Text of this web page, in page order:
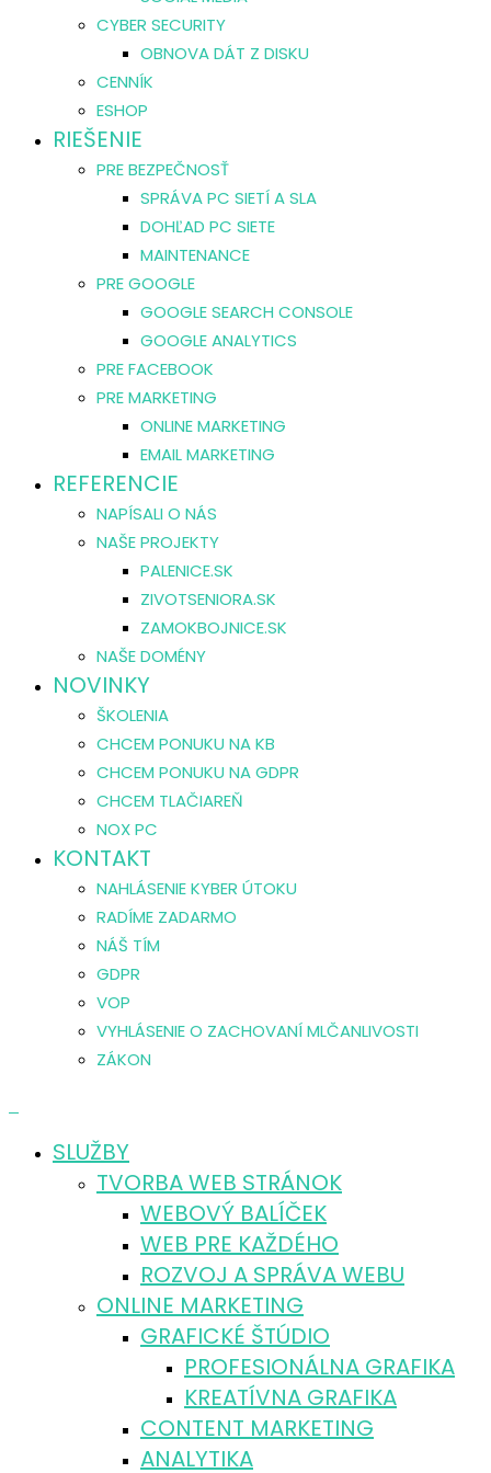
CYBER SECURITY
OBNOVA DÁT Z DISKU
CENNÍK
ESHOP
RIEŠENIE
PRE BEZPEČNOSŤ
SPRÁVA PC SIETÍ A SLA
DOHĽAD PC SIETE
MAINTENANCE
PRE GOOGLE
GOOGLE SEARCH CONSOLE
GOOGLE ANALYTICS
PRE FACEBOOK
PRE MARKETING
ONLINE MARKETING
EMAIL MARKETING
REFERENCIE
NAPÍSALI O NÁS
NAŠE PROJEKTY
PALENICE.SK
ZIVOTSENIORA.SK
ZAMOKBOJNICE.SK
NAŠE DOMÉNY
NOVINKY
ŠKOLENIA
CHCEM PONUKU NA KB
CHCEM PONUKU NA GDPR
CHCEM TLAČIAREŇ
NOX PC
KONTAKT
NAHLÁSENIE KYBER ÚTOKU
RADÍME ZADARMO
NÁŠ TÍM
GDPR
VOP
VYHLÁSENIE O ZACHOVANÍ MLČANLIVOSTI
ZÁKON
SLUŽBY
TVORBA WEB STRÁNOK
WEBOVÝ BALÍČEK
WEB PRE KAŽDÉHO
ROZVOJ A SPRÁVA WEBU
ONLINE MARKETING
GRAFICKÉ ŠTÚDIO
PROFESIONÁLNA GRAFIKA
KREATÍVNA GRAFIKA
CONTENT MARKETING
ANALYTIKA